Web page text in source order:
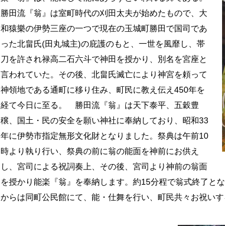
勝田流『翁』は室町時代の刈田太夫が始めたもので、大
和猿樂の伊勢三座の一つで現在の玉城町勝田で国司であ
った北畠氏(田丸城主)の庇護のもと、一世を風靡し、帯
刀を許され禄高二石六斗で神田を授かり、別名を宮座と
言われていた。その後、北畠氏滅亡により神宮を頼って
神領地である通町に移り住み、町民に教え伝え450年を
経て今日に至る。 勝田流『翁』は天下泰平、五穀豊
穣、国土・民の安全を願い神社に奉納しており、昭和33
年に伊勢市指定無形文化財となりました。祭典は午前10
時より執り行い、祭典の前に翁の能面を神前にお供え
し、宮司による祝詞奏上、その後、宮司より神前の翁面
を授かり能楽『翁』を奉納します。約15分程で翁式終了と
からは同町公民館にて、能・仕舞を行い、町民共々お祝いす